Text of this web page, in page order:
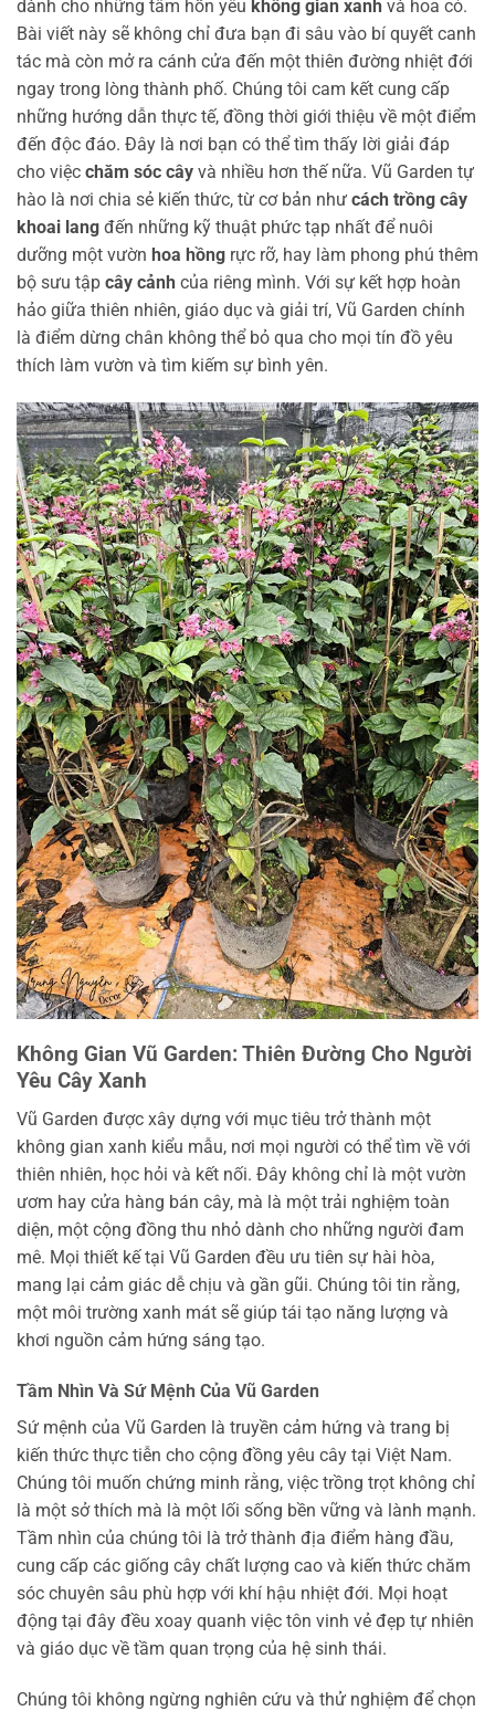
dành cho những tâm hồn yêu không gian xanh và hoa cỏ.
Bài viết này sẽ không chỉ đưa bạn đi sâu vào bí quyết canh
tác mà còn mở ra cánh cửa đến một thiên đường nhiệt đới
ngay trong lòng thành phố. Chúng tôi cam kết cung cấp
những hướng dẫn thực tế, đồng thời giới thiệu về một điểm
đến độc đáo. Đây là nơi bạn có thể tìm thấy lời giải đáp
cho việc chăm sóc cây và nhiều hơn thế nữa. Vũ Garden tự
hào là nơi chia sẻ kiến thức, từ cơ bản như cách trồng cây
khoai lang đến những kỹ thuật phức tạp nhất để nuôi
dưỡng một vườn hoa hồng rực rỡ, hay làm phong phú thêm
bộ sưu tập cây cảnh của riêng mình. Với sự kết hợp hoàn
hảo giữa thiên nhiên, giáo dục và giải trí, Vũ Garden chính
là điểm dừng chân không thể bỏ qua cho mọi tín đồ yêu
thích làm vườn và tìm kiếm sự bình yên.
Không Gian Vũ Garden: Thiên Đường Cho Người
Yêu Cây Xanh
Vũ Garden được xây dựng với mục tiêu trở thành một
không gian xanh kiểu mẫu, nơi mọi người có thể tìm về với
thiên nhiên, học hỏi và kết nối. Đây không chỉ là một vườn
ươm hay cửa hàng bán cây, mà là một trải nghiệm toàn
diện, một cộng đồng thu nhỏ dành cho những người đam
mê. Mọi thiết kế tại Vũ Garden đều ưu tiên sự hài hòa,
mang lại cảm giác dễ chịu và gần gũi. Chúng tôi tin rằng,
một môi trường xanh mát sẽ giúp tái tạo năng lượng và
khơi nguồn cảm hứng sáng tạo.
Tầm Nhìn Và Sứ Mệnh Của Vũ Garden
Sứ mệnh của Vũ Garden là truyền cảm hứng và trang bị
kiến thức thực tiễn cho cộng đồng yêu cây tại Việt Nam.
Chúng tôi muốn chứng minh rằng, việc trồng trọt không chỉ
là một sở thích mà là một lối sống bền vững và lành mạnh.
Tầm nhìn của chúng tôi là trở thành địa điểm hàng đầu,
cung cấp các giống cây chất lượng cao và kiến thức chăm
sóc chuyên sâu phù hợp với khí hậu nhiệt đới. Mọi hoạt
động tại đây đều xoay quanh việc tôn vinh vẻ đẹp tự nhiên
và giáo dục về tầm quan trọng của hệ sinh thái.
Chúng tôi không ngừng nghiên cứu và thử nghiệm để chọn